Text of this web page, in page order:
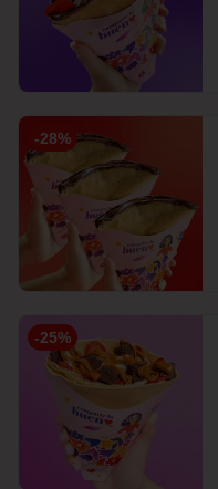
-28%
-25%